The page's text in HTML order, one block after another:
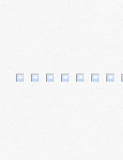
≪2026年8月